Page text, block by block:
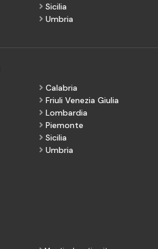
Sicilia
Umbria
Calabria
Friuli Venezia Giulia
Lombardia
Piemonte
Sicilia
Umbria